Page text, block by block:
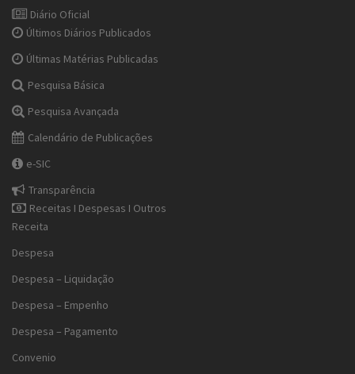
Diário Oficial
Últimos Diários Publicados
Últimas Matérias Publicadas
Pesquisa Básica
Pesquisa Avançada
Calendário de Publicações
e-SIC
Transparência
Receitas I Despesas I Outros
Receita
Despesa
Despesa – Liquidação
Despesa – Empenho
Despesa – Pagamento
Convenio